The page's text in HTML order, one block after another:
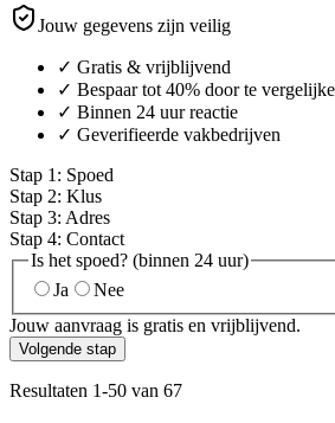
Jouw gegevens zijn veilig
✓ Gratis & vrijblijvend
✓ Bespaar tot 40% door te
✓ Binnen 24 uur reactie
✓ Geverifieerde vakbedrijven
Stap 1 : Spoed
Stap 2: Klus
Stap 3: Adres
Stap 4: Contact
Is het spoed? (binnen 24 uur)
Ja
Nee
Jouw aanvraag is gratis en vrijblijvend.
Volgende stap
Resultaten 1-50 van 67